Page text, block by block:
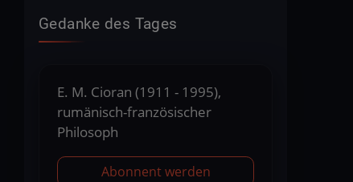
Gedanke des Tages
E. M. Cioran (1911 - 1995),
rumänisch-französischer
Philosoph
Abonnent werden